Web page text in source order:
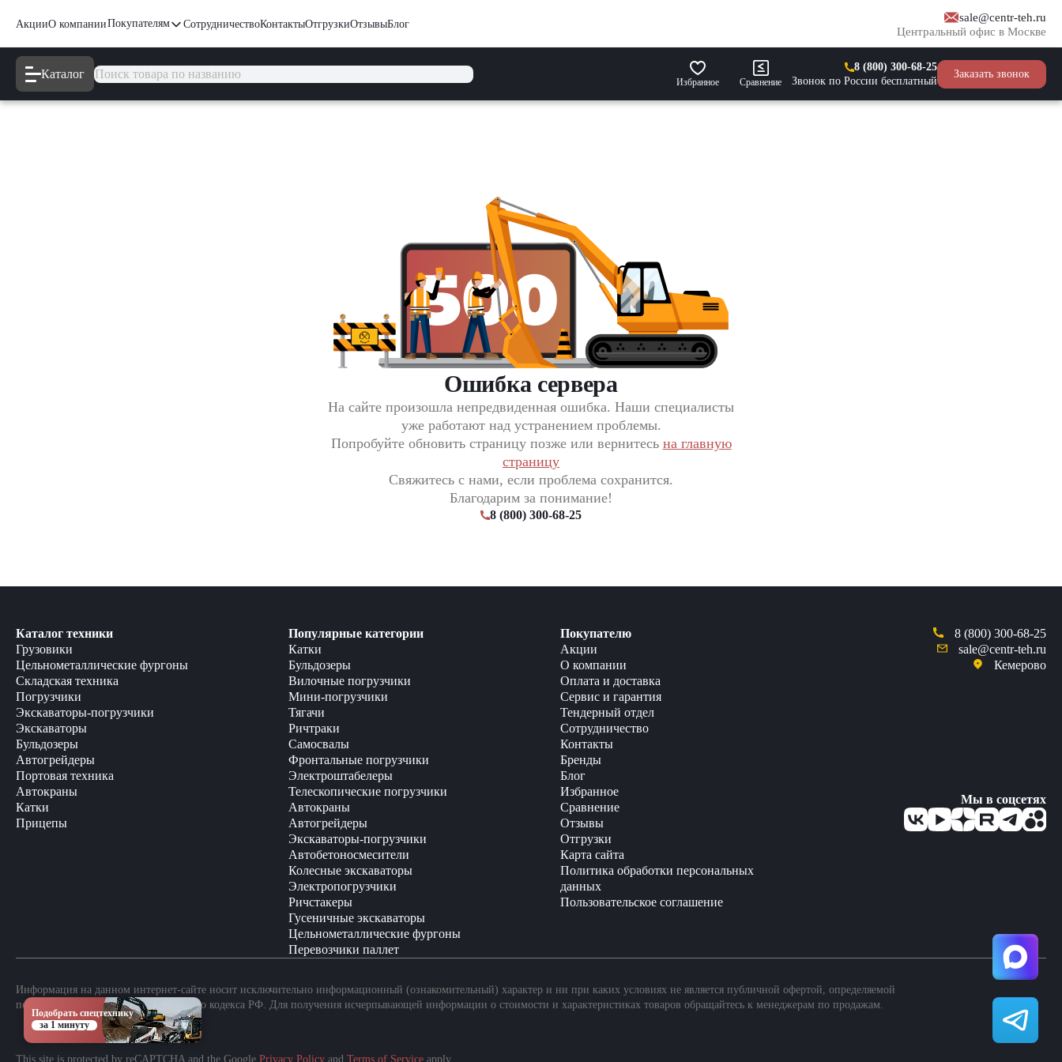
АкцииО компанииПокупателям СотрудничествоКонтактыОтгрузкиОтзывыБлог
sale@centr-teh.ru
Центральный офис в Москве
Каталог
Избранное Сравнение
8 (800) 300-68-25
Звонок по России бесплатный
Заказать звонок
Ошибка сервера
На сайте произошла непредвиденная ошибка. Наши специалисты
уже работают над устранением проблемы.
Попробуйте обновить страницу позже или вернитесь на главную
страницу
Свяжитесь с нами, если проблема сохранится.
Благодарим за понимание!
8 (800) 300-68-25
Каталог техники
Грузовики
Цельнометаллические фургоны
Складская техника
Погрузчики
Экскаваторы-погрузчики
Экскаваторы
Бульдозеры
Автогрейдеры
Портовая техника
Автокраны
Катки
Прицепы
Популярные категории
Катки
Бульдозеры
Вилочные погрузчики
Мини-погрузчики
Тягачи
Ричтраки
Самосвалы
Фронтальные погрузчики
Электроштабелеры
Телескопические погрузчики
Автокраны
Автогрейдеры
Экскаваторы-погрузчики
Автобетоносмесители
Колесные экскаваторы
Электропогрузчики
Ричстакеры
Гусеничные экскаваторы
Цельнометаллические фургоны
Перевозчики паллет
Покупателю
Акции
О компании
Оплата и доставка
Сервис и гарантия
Тендерный отдел
Сотрудничество
Контакты
Бренды
Блог
Избранное
Сравнение
Отзывы
Отгрузки
Карта сайта
Политика обработки персональных
данных
Пользовательское соглашение
8 (800) 300-68-25
sale@centr-teh.ru
Кемерово
Мы в соцсетях
Информация на данном интернет-сайте носит исключительно информационный (ознакомительный) характер и ни при каких условиях не является публичной офертой, определяемой
положениями Статьи 437 Гражданского кодекса РФ. Для получения исчерпывающей информации о стоимости и характеристиках товаров обращайтесь к менеджерам по продажам.
This site is protected by reCAPTCHA and the Google Privacy Policy and Terms of Service apply.
Подобрать спецтехнику
за 1 минуту